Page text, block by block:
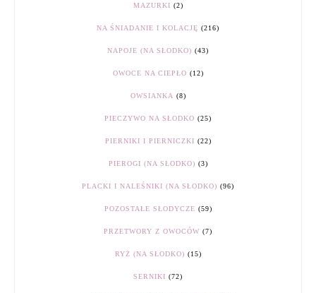
MAZURKI (2)
NA ŚNIADANIE I KOLACJĘ (216)
NAPOJE (NA SŁODKO) (43)
OWOCE NA CIEPŁO (12)
OWSIANKA (8)
PIECZYWO NA SŁODKO (25)
PIERNIKI I PIERNICZKI (22)
PIEROGI (NA SŁODKO) (3)
PLACKI I NALEŚNIKI (NA SŁODKO) (96)
POZOSTAŁE SŁODYCZE (59)
PRZETWORY Z OWOCÓW (7)
RYŻ (NA SŁODKO) (15)
SERNIKI (72)